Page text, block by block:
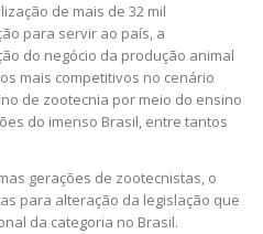
de mais de 32 mil
para servir ao país, a
do negócio da produção animal
mais competitivos no cenário
de zootecnia por meio do ensino
do imenso Brasil, entre tantos
gerações de zootecnistas, o
para alteração da legislação que
da categoria no Brasil.